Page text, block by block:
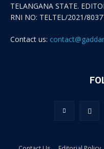
TELANGANA STATE.
RNI NO: TELTEL/2021/
Contact us: